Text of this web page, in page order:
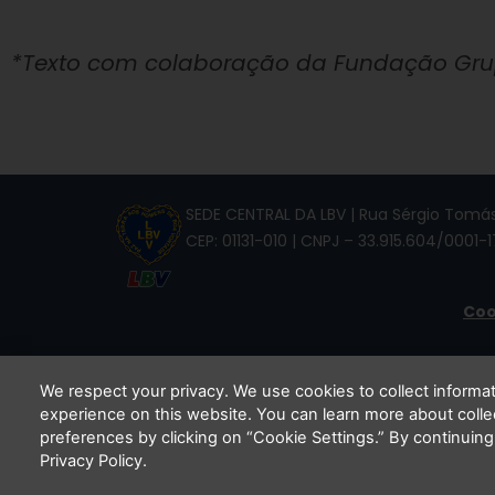
*Texto com colaboração da Fundação
SEDE CENTRAL DA LBV | Rua Sérgio
CEP: 01131-010 | CNPJ – 33.915.604/
Li
We respect your privacy. We use cookies to collect
experience on this website. You can learn more about
preferences by clicking on “Cookie Settings.” By
Privacy Policy.